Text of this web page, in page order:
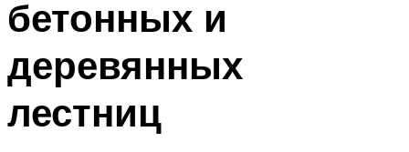
бетонных и
деревянных
лестниц